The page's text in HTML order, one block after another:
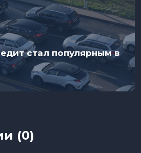
стал популярным в
(0)